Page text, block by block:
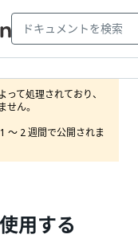
て処理されており、
ん。
～ 2 週間で公開されま
用する